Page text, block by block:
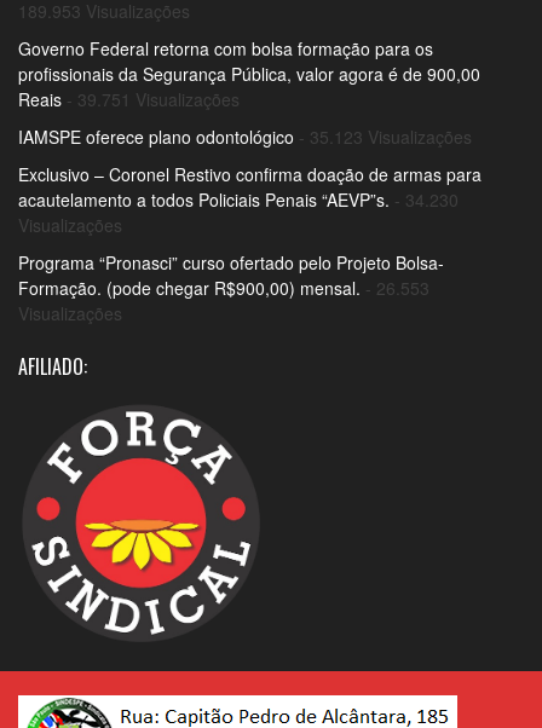
189.953 Visualizações
Governo Federal retorna com bolsa formação para os
profissionais da Segurança Pública, valor agora é de 900,00
Reais - 39.751 Visualizações
IAMSPE oferece plano odontológico - 35.123 Visualizações
Exclusivo – Coronel Restivo confirma doação de armas para
acautelamento a todos Policiais Penais “AEVP”s. - 34.230
Visualizações
Programa “Pronasci” curso ofertado pelo Projeto Bolsa-
Formação. (pode chegar R$900,00) mensal. - 26.553
Visualizações
AFILIADO: